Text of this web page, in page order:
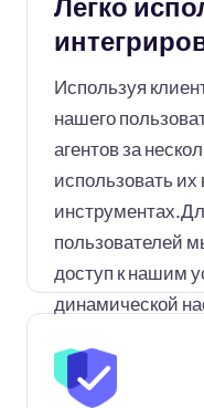
Легко
Используя
нашего
агентов за
использовать
пользователей
доступ к нашим
динамической